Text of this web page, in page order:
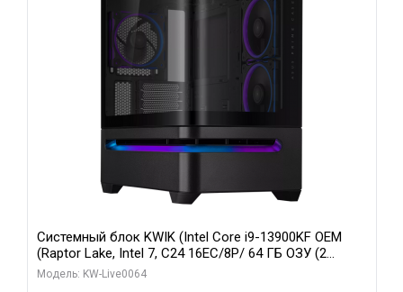
Системный блок KWIK (Intel Core i9-13900KF OEM
(Raptor Lake, Intel 7, C24 16EC/8P/ 64 ГБ ОЗУ (2
модуля)/ ASUS RTX5080 PROART OC 16GB GDDR7
Модель: KW-Live0064